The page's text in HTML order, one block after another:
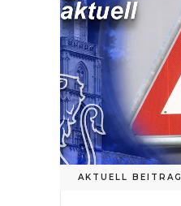
AKTUELL BEITRAG